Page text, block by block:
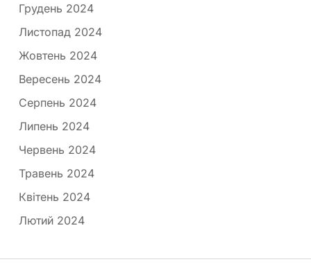
Грудень 2024
Листопад 2024
Жовтень 2024
Вересень 2024
Серпень 2024
Липень 2024
Червень 2024
Травень 2024
Квітень 2024
Лютий 2024